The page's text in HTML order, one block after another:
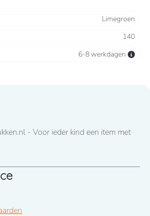
86 t/m 164
met lettertype CooperBlack
Limegroen
140
6-8 werkdagen
- Voor ieder kind een item met